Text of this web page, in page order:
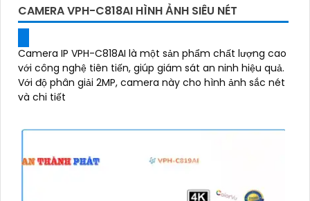
CAMERA VPH-C818AI HÌNH ẢNH SIÊU NÉT
Camera IP VPH-C818AI là một sản phẩm chất lượng cao
với công nghệ tiên tiến, giúp giám sát an ninh hiệu quả.
Với độ phân giải 2MP, camera này cho hình ảnh sắc nét
và chi tiết